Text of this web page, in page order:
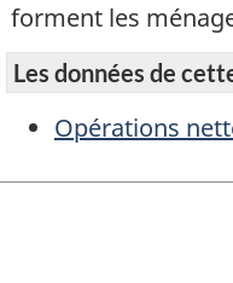
forment les
Les données de
Opérations